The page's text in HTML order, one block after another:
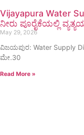
Vijayapura Water
ನೀರು ಪೂರೈಕೆಯಲ್ಲಿ
May 29, 2026
ವಿಜಯಪುರ: Water Supply
ಮೇ.30
Read More »